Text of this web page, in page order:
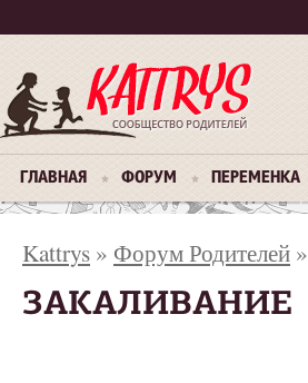
ГЛАВНАЯ ФОРУМ ПЕРЕМЕНКА
Kattrys » Форум Родителей »
ЗАКАЛИВАНИЕ